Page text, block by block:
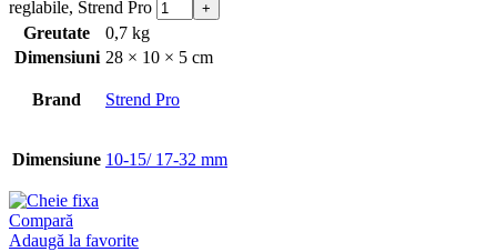
reglabile, Strend Pro
Greutate
0,7 kg
Dimensiuni 28 × 10 × 5 cm
Brand Strend Pro
Dimensiune 10-15/ 17-32 mm
Compară
Adaugă la favorite